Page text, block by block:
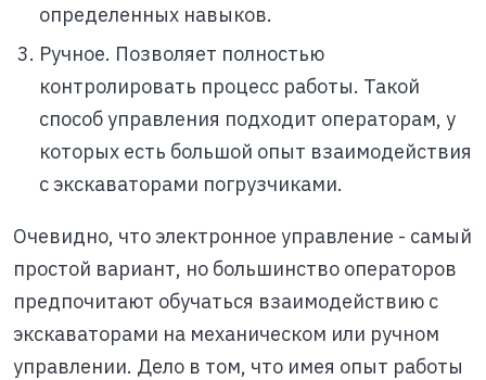
определенных навыков.
Ручное. Позволяет полностью
контролировать процесс работы. Такой
способ управления подходит операторам, у
которых есть большой опыт взаимодействия
с экскаваторами погрузчиками.
Очевидно, что электронное управление - самый
простой вариант, но большинство операторов
предпочитают обучаться взаимодействию с
экскаваторами на механическом или ручном
управлении. Дело в том, что имея опыт работы